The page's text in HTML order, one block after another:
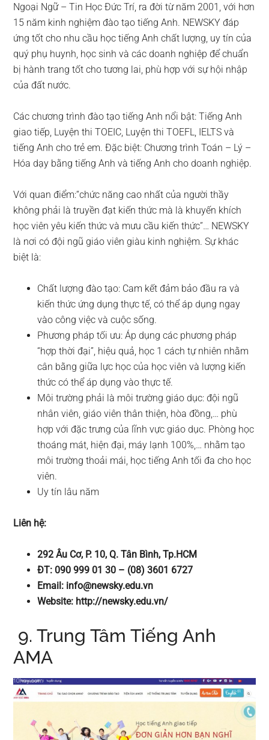
Ngoại Ngữ – Tin Học Đức Trí, ra đời từ năm 2001, với hơn
15 năm kinh nghiệm đào tạo tiếng Anh. NEWSKY đáp
ứng tốt cho nhu cầu học tiếng Anh chất lượng, uy tín của
quý phụ huynh, học sinh và các doanh nghiệp để chuẩn
bị hành trang tốt cho tương lai, phù hợp với sự hội nhập
của đất nước.
Các chương trình đào tạo tiếng Anh nổi bật: Tiếng Anh
giao tiếp, Luyện thi TOEIC, Luyện thi TOEFL, IELTS và
tiếng Anh cho trẻ em. Đặc biệt: Chương trình Toán – Lý –
Hóa dạy bằng tiếng Anh và tiếng Anh cho doanh nghiệp.
Với quan điểm:“chức năng cao nhất của người thầy
không phải là truyền đạt kiến thức mà là khuyến khích
học viên yêu kiến thức và mưu cầu kiến thức”… NEWSKY
là nơi có đội ngũ giáo viên giàu kinh nghiệm. Sự khác
biệt là:
Chất lượng đào tạo: Cam kết đảm bảo đầu ra và
kiến thức ứng dụng thực tế, có thể áp dụng ngay
vào công việc và cuộc sống.
Phương pháp tối ưu: Áp dụng các phương pháp
“hợp thời đại”, hiệu quả, học 1 cách tự nhiên nhằm
cân bằng giữa lực học của học viên và lượng kiến
thức có thể áp dụng vào thực tế.
Môi trường phải là môi trường giáo dục: đội ngũ
nhân viên, giáo viên thân thiện, hòa đồng,… phù
hợp với đặc trưng của lĩnh vực giáo dục. Phòng học
thoáng mát, hiện đại, máy lạnh 100%,… nhằm tạo
môi trường thoải mái, học tiếng Anh tối đa cho học
viên.
Uy tín lâu năm
Liên hệ:
292 Âu Cơ, P. 10, Q. Tân Bình, Tp.HCM
ĐT: 090 999 01 30 – (08) 3601 6727
Email: info@newsky.edu.vn
Website: http://newsky.edu.vn/
9. Trung Tâm Tiếng Anh
AMA